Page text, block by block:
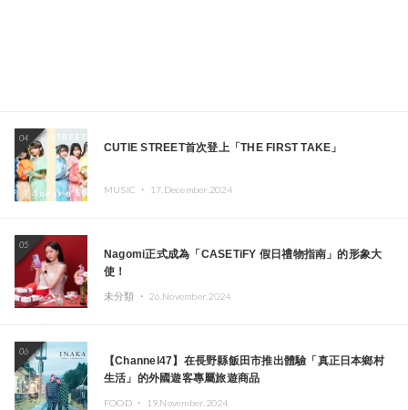
04
CUTIE STREET首次登上「THE FIRST TAKE」
MUSIC ・ 17.December.2024
05
Nagomi正式成為「CASETiFY 假日禮物指南」的形象大
使！
未分類 ・ 26.November.2024
06
【Channel47】在長野縣飯田市推出體驗「真正日本鄉村
生活」的外國遊客專屬旅遊商品
FOOD ・ 19.November.2024